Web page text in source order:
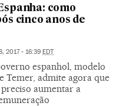
como
cinco anos de
2017 - 16:39 EDT
espanhol, modelo
Temer, admite agora que
aumentar a